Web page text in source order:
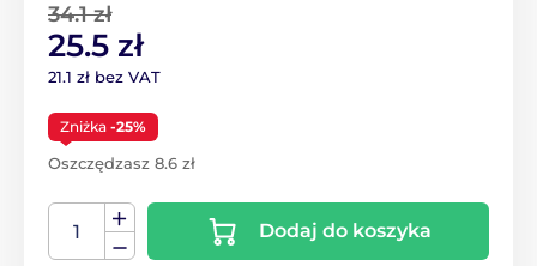
34.1 zł
25.5 zł
21.1 zł bez VAT
Zniżka -25%
Oszczędzasz 8.6 zł
Dodaj do koszyka